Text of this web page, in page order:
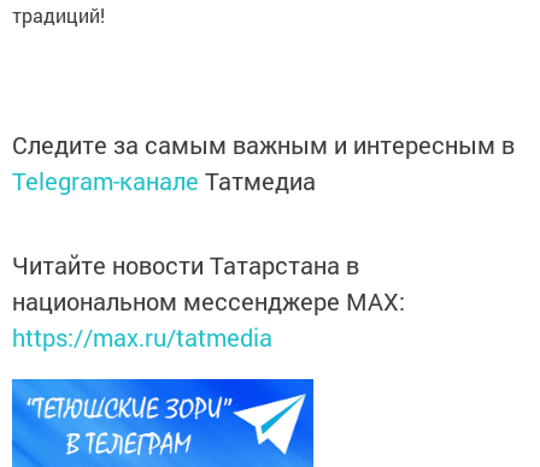
традиций!
Следите за самым важным и интересным в
Telegram-канале Татмедиа
Читайте новости Татарстана в
национальном мессенджере MАХ:
https://max.ru/tatmedia